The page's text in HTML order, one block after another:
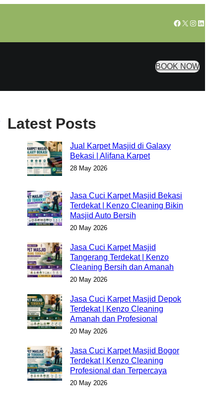
Facebook
X
BOOK NOW
Latest Posts
Jual Karpet Masjid di Galaxy
Bekasi | Alifana Karpet
28 May 2026
Jasa Cuci Karpet Masjid Bekasi
Terdekat | Kenzo Cleaning Bikin
Masjid Auto Bersih
20 May 2026
Jasa Cuci Karpet Masjid
Tangerang Terdekat | Kenzo
Cleaning Bersih dan Amanah
20 May 2026
Jasa Cuci Karpet Masjid Depok
Terdekat | Kenzo Cleaning
Amanah dan Profesional
20 May 2026
Jasa Cuci Karpet Masjid Bogor
Terdekat | Kenzo Cleaning
Profesional dan Terpercaya
20 May 2026